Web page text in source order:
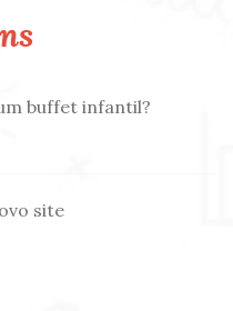
buffet infantil?
site